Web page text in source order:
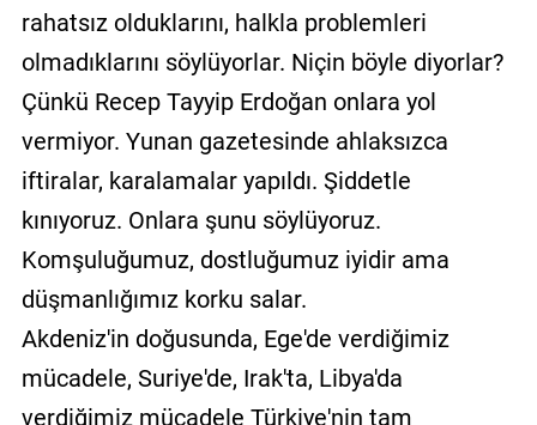
rahatsız olduklarını, halkla problemleri
olmadıklarını söylüyorlar. Niçin böyle diyorlar?
Çünkü Recep Tayyip Erdoğan onlara yol
vermiyor. Yunan gazetesinde ahlaksızca
iftiralar, karalamalar yapıldı. Şiddetle
kınıyoruz. Onlara şunu söylüyoruz.
Komşuluğumuz, dostluğumuz iyidir ama
düşmanlığımız korku salar.
Akdeniz'in doğusunda, Ege'de verdiğimiz
mücadele, Suriye'de, Irak'ta, Libya'da
verdiğimiz mücadele Türkiye'nin tam